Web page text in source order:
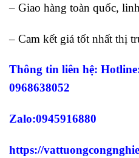
– Giao hàng toàn quốc,
– Cam kết giá tốt nhất thị
Thông tin liên hệ:
0968638052
Zalo:0945916880
https://